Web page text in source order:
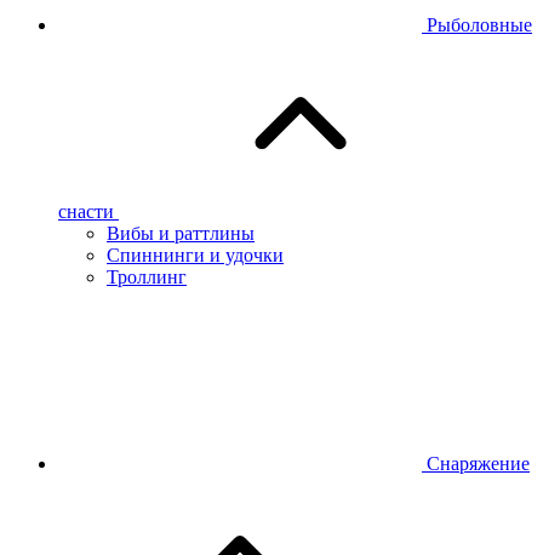
Рыболовные
снасти
Вибы и раттлины
Спиннинги и удочки
Троллинг
Снаряжение